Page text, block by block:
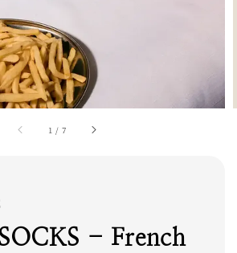
1 / 7
- French